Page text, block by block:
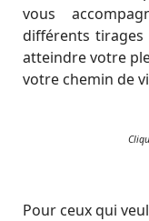
vous
différents tirages
atteindre votre
votre chemin de
Pour ceux qui